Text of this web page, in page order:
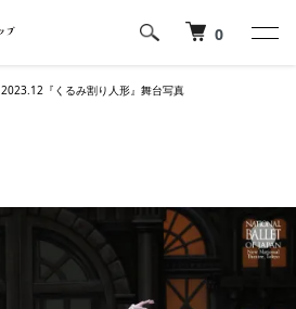
0
2023.12『くるみ割り人形』舞台写真